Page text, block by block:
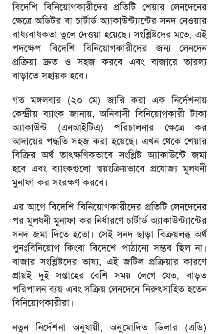
বিদেশি বিনিয়োগকারীদের প্রতিটি শেয়ার লেনদেনের
ক্ষেত্রে অডিটর বা চার্টার্ড অ্যাকাউন্ট্যান্টের সনদ নেওয়ার
বাধ্যবাধকতা তুলে দেওয়া হয়েছে। সংশ্লিষ্টদের মতে, এই
পদক্ষেপ বিদেশি বিনিয়োগকারীদের জন্য লেনদেন
প্রক্রিয়া দ্রুত ও সহজ করবে এবং বাজারে তারল্য
বাড়াতে সহায়ক হবে।
গত মঙ্গলবার (২০ মে) জারি করা এক নির্দেশনায়
কেন্দ্রীয় ব্যাংক জানায়, অনিবাসী বিনিয়োগকারী টাকা
অ্যাকাউন্ট (এনআইটিএ) পরিচালনার ক্ষেত্রে কর
আদায়ের পদ্ধতি সহজ করা হয়েছে। এখন থেকে শেয়ার
বিক্রির অর্থ তাৎক্ষণিকভাবে সংশ্লিষ্ট অ্যাকাউন্টে জমা
হবে এবং ব্যাংকগুলো স্বয়ংক্রিয়ভাবে প্রযোজ্য মূলধনী
মুনাফা কর সংরক্ষণ করবে।
এর আগে বিদেশি বিনিয়োগকারীদের প্রতিটি লেনদেনের
পর মূলধনী মুনাফা কর নির্ধারণে চার্টার্ড অ্যাকাউন্ট্যান্টের
সনদ জমা দিতে হতো। সেই সনদ ছাড়া বিক্রয়লব্ধ অর্থ
পুনঃবিনিয়োগ কিংবা বিদেশে পাঠানো সম্ভব ছিল না।
বাজার সংশ্লিষ্টদের ভাষ্য, এই জটিল প্রক্রিয়ার কারণে
প্রায়ই দুই সপ্তাহের বেশি সময় লেগে যেত, বাড়ত
পরিপালন ব্যয় এবং সক্রিয় লেনদেনে নিরুৎসাহিত হতেন
বিনিয়োগকারীরা।
নতুন নির্দেশনা অনুযায়ী, অনুমোদিত ডিলার (এডি)